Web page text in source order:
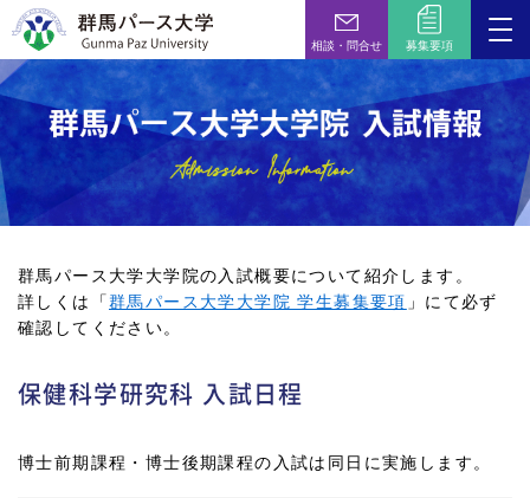
相談・問合せ 募集要項
群馬パース大学大学院の入試概要について紹介します。
詳しくは「群馬パース大学大学院 学生募集要項 」にて必ず
確認してください。
保健科学研究科 入試日程
博士前期課程・博士後期課程の入試は同日に実施します。